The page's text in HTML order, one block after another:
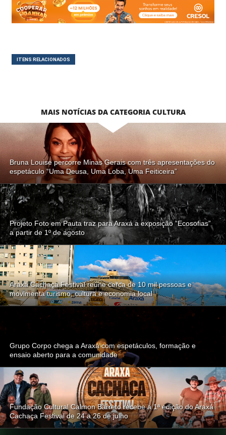
ITENS RELACIONADOS
MAIS NOTÍCIAS DA CATEGORIA CULTURA
Bruna Louise percorre Minas Gerais com três apresentações do
espetáculo “Uma Deusa, Uma Loba, Uma Feiticeira”
Projeto Foto em Pauta traz para Araxá a exposição “Ecosofias”
a partir de 1º de agosto
Araxá Cachaça Festival reúne cerca de 10 mil pessoas e
movimenta turismo, cultura e economia local
Grupo Corpo chega a Araxá com espetáculos, formação e
ensaio aberto para a comunidade
Fundação Cultural Calmon Barreto recebe a 1ª edição do Araxá
Cachaça Festival de 24 a 26 de julho